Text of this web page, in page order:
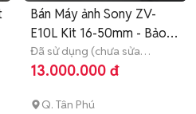
Bán Máy ảnh Sony ZV-
E10L Kit 16-50mm - Bảo
hành
Đã sử dụng (chưa sửa
chữa) >12 tháng
13.000.000 đ
Q. Tân Phú